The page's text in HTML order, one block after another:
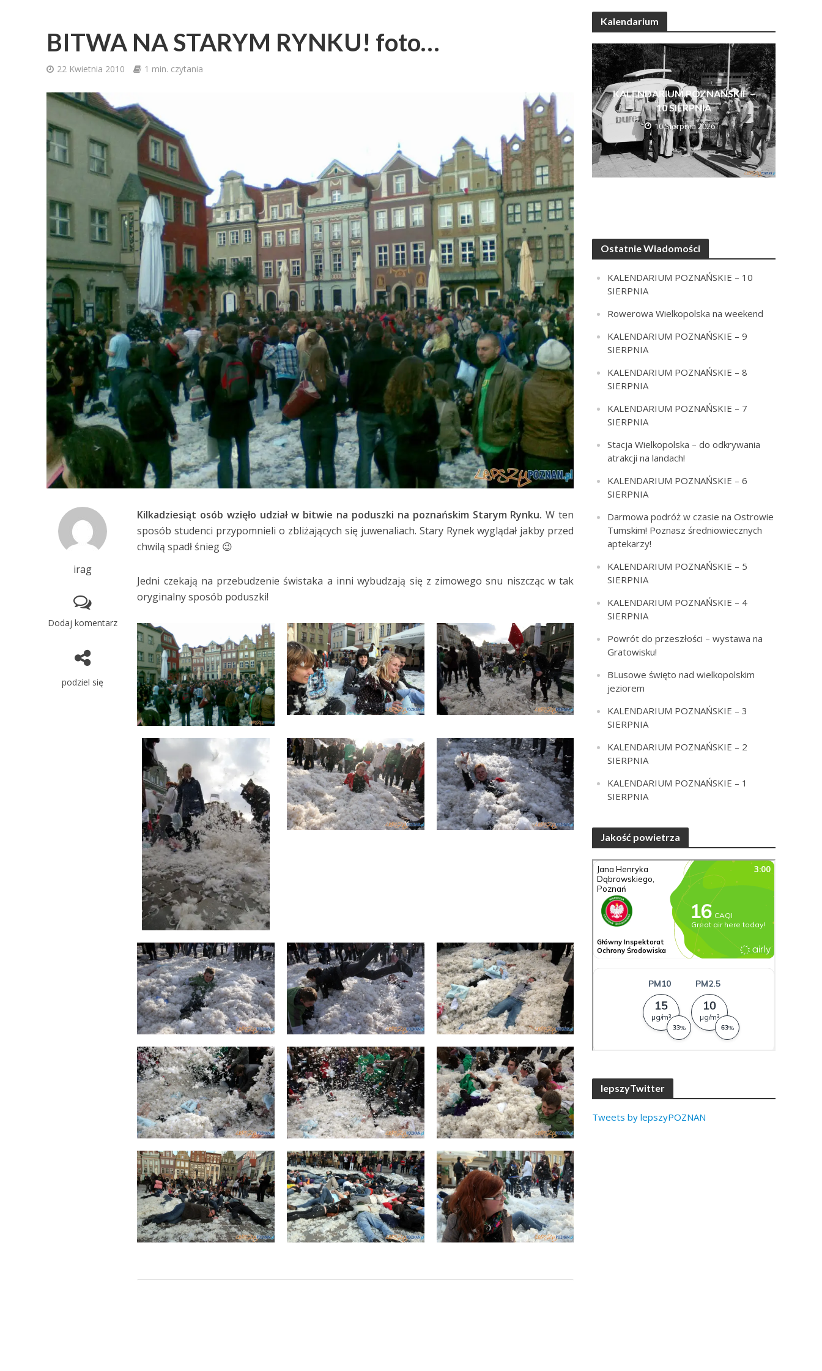
BITWA NA STARYM RYNKU! foto…
22 Kwietnia 2010 1 min. czytania
irag
Dodaj komentarz
podziel się
Kilkadziesiąt osób wzięło udział w bitwie na poduszki na poznańskim Starym Rynku.W ten
sposób studenci przypomnieli o zbliżających się juwenaliach. Stary Rynek wyglądał jakby przed
chwilą spadł śnieg 😉
Jedni czekają na przebudzenie świstaka a inni wybudzają się z zimowego snu niszcząc w tak
oryginalny sposób poduszki!
Kalendarium
KALENDARIUM POZNAŃSKIE –
10 SIERPNIA
10 Sierpnia 2026
Ostatnie Wiadomości
KALENDARIUM POZNAŃSKIE – 10
SIERPNIA
Rowerowa Wielkopolska na weekend
KALENDARIUM POZNAŃSKIE – 9
SIERPNIA
KALENDARIUM POZNAŃSKIE – 8
SIERPNIA
KALENDARIUM POZNAŃSKIE – 7
SIERPNIA
Stacja Wielkopolska – do odkrywania
atrakcji na landach!
KALENDARIUM POZNAŃSKIE – 6
SIERPNIA
Darmowa podróż w czasie na Ostrowie
Tumskim! Poznasz średniowiecznych
aptekarzy!
KALENDARIUM POZNAŃSKIE – 5
SIERPNIA
KALENDARIUM POZNAŃSKIE – 4
SIERPNIA
Powrót do przeszłości – wystawa na
Gratowisku!
BLusowe święto nad wielkopolskim
jeziorem
KALENDARIUM POZNAŃSKIE – 3
SIERPNIA
KALENDARIUM POZNAŃSKIE – 2
SIERPNIA
KALENDARIUM POZNAŃSKIE – 1
SIERPNIA
Jakość powietrza
lepszyTwitter
Tweets by lepszyPOZNAN